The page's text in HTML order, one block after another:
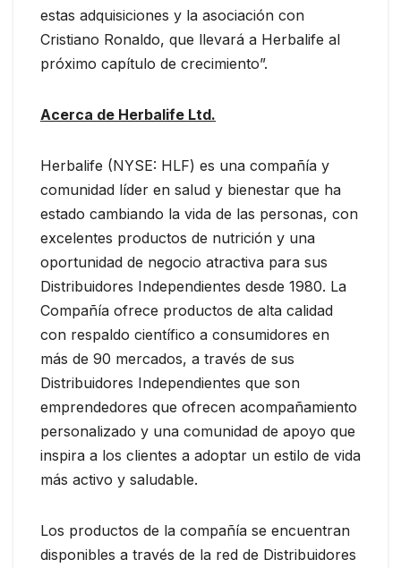
estas adquisiciones y la asociación con
Cristiano Ronaldo, que llevará a Herbalife al
próximo capítulo de crecimiento”.
Acerca de Herbalife Ltd.
Herbalife (NYSE: HLF) es una compañía y
comunidad líder en salud y bienestar que ha
estado cambiando la vida de las personas, con
excelentes productos de nutrición y una
oportunidad de negocio atractiva para sus
Distribuidores Independientes desde 1980. La
Compañía ofrece productos de alta calidad
con respaldo científico a consumidores en
más de 90 mercados, a través de sus
Distribuidores Independientes que son
emprendedores que ofrecen acompañamiento
personalizado y una comunidad de apoyo que
inspira a los clientes a adoptar un estilo de vida
más activo y saludable.
Los productos de la compañía se encuentran
disponibles a través de la red de Distribuidores